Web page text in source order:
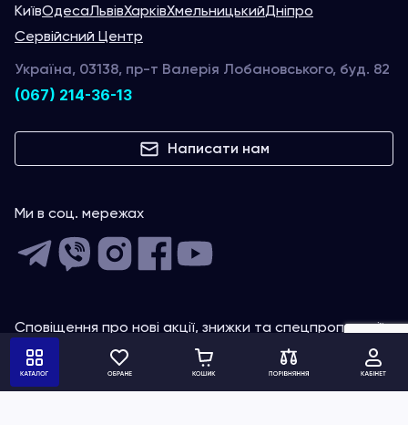
КиївОдесаЛьвівХарківХмельницькийДніпро
Сервійсний Центр
Україна, 03138, пр-т Валерія Лобановського, буд. 82
(067) 214-36-13
Написати нам
Ми в соц. мережах
Сповіщення про нові акції, знижки та спецпропозиції